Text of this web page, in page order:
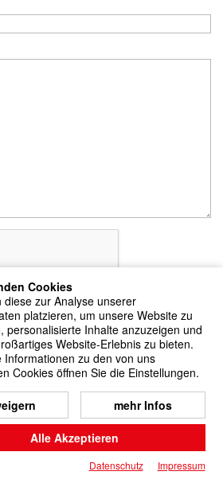
sind Pflichtfelder
Kontakt FAQ
Passwort vergessen
Cookies
diese zur Analyse unserer
platzieren, um unsere Website zu
personalisierte Inhalte anzuzeigen und
Website-Erlebnis zu bieten.
Informationen zu den von uns
Cookies öffnen Sie die Einstellungen.
Alle Akzeptieren
mehr Infos
Datenschutz Impressum